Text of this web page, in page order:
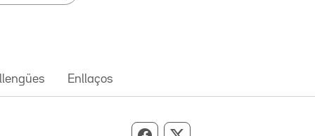
Enllaços